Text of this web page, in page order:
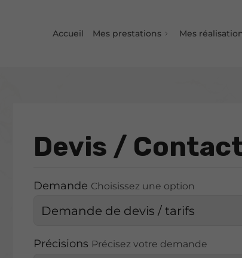
Accueil Mes prestations Mes
Devis /
Demande Choisissez une option
Précisions Précisez votre demande